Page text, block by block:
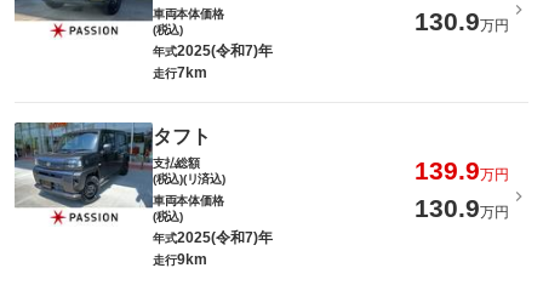
車両本体価格
(税込)
130.9万円
年式2025(令和7)年
走行7km
タフト
支払総額
(税込)(リ済込)
139.9万円
車両本体価格
(税込)
130.9万円
年式2025(令和7)年
走行9km